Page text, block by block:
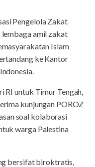
Pengelola Zakat
lembaga amil zakat
Islam
ke Kantor
untuk Timur Tengah,
kunjungan POROZ
soal kolaborasi
warga Palestina
bersifat biroktratis,